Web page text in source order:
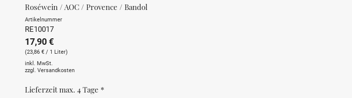
Roséwein / AOC / Provence / Bandol
Artikelnummer
RE10017
17,90 €
(23,86 € / 1 Liter)
inkl. MwSt.
zzgl. Versandkosten
Lieferzeit max. 4 Tage *